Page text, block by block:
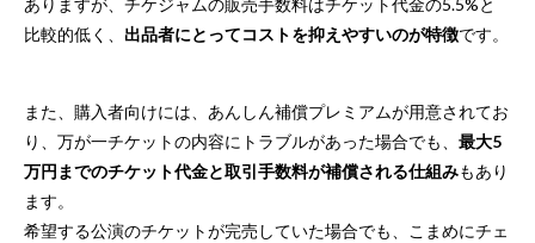
ありますが、チケジャムの販売手数料はチケット代金の5.5%と
比較的低く、 出品者にとってコストを抑えやすいのが特徴です。
また、購入者向けには、あんしん補償プレミアムが用意されてお
り、万が一チケットの内容にトラブルがあった場合でも、 最大5
万円までのチケット代金と取引手数料が補償される仕組みもあり
ます。
希望する公演のチケットが完売していた場合でも、こまめにチェ